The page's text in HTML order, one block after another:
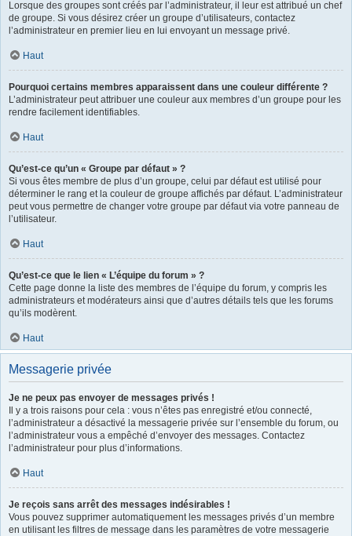
Lorsque des groupes sont créés par l’administrateur, il leur est attribué un chef
de groupe. Si vous désirez créer un groupe d’utilisateurs, contactez
l’administrateur en premier lieu en lui envoyant un message privé.
Haut
Pourquoi certains membres apparaissent dans une couleur différente ?
L’administrateur peut attribuer une couleur aux membres d’un groupe pour les
rendre facilement identifiables.
Haut
Qu’est-ce qu’un « Groupe par défaut » ?
Si vous êtes membre de plus d’un groupe, celui par défaut est utilisé pour
déterminer le rang et la couleur de groupe affichés par défaut. L’administrateur
peut vous permettre de changer votre groupe par défaut via votre panneau de
l’utilisateur.
Haut
Qu’est-ce que le lien « L’équipe du forum » ?
Cette page donne la liste des membres de l’équipe du forum, y compris les
administrateurs et modérateurs ainsi que d’autres détails tels que les forums
qu’ils modèrent.
Haut
Messagerie privée
Je ne peux pas envoyer de messages privés !
Il y a trois raisons pour cela : vous n’êtes pas enregistré et/ou connecté,
l’administrateur a désactivé la messagerie privée sur l’ensemble du forum, ou
l’administrateur vous a empêché d’envoyer des messages. Contactez
l’administrateur pour plus d’informations.
Haut
Je reçois sans arrêt des messages indésirables !
Vous pouvez supprimer automatiquement les messages privés d’un membre
en utilisant les filtres de message dans les paramètres de votre messagerie